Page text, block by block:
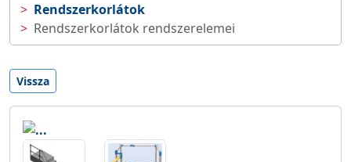
Rendszerkorlátok
Rendszerkorlátok rendszerelemei
Vissza